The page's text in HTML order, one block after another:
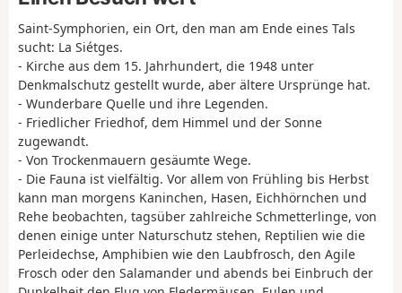
Saint-Symphorien, ein Ort, den man am Ende eines Tals
sucht: La Siétges.
- Kirche aus dem 15. Jahrhundert, die 1948 unter
Denkmalschutz gestellt wurde, aber ältere Ursprünge hat.
- Wunderbare Quelle und ihre Legenden.
- Friedlicher Friedhof, dem Himmel und der Sonne
zugewandt.
- Von Trockenmauern gesäumte Wege.
- Die Fauna ist vielfältig. Vor allem von Frühling bis Herbst
kann man morgens Kaninchen, Hasen, Eichhörnchen und
Rehe beobachten, tagsüber zahlreiche Schmetterlinge, von
denen einige unter Naturschutz stehen, Reptilien wie die
Perleidechse, Amphibien wie den Laubfrosch, den Agile
Frosch oder den Salamander und abends bei Einbruch der